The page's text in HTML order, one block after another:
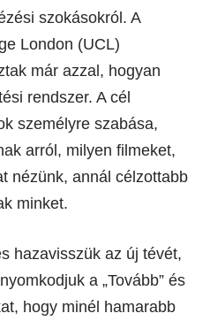
szokásokról. A
London (UCL)
már azzal, hogyan
rendszer. A cél
személyre szabása,
arról, milyen filmeket,
nézünk, annál célzottabb
minket.
hazavisszük az új tévét,
a „Tovább” és
hogy minél hamarabb